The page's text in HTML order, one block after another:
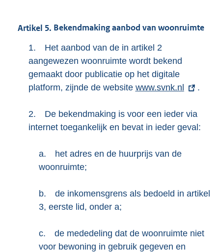
Artikel 5. Bekendmaking aanbod van woonruimte
1.
Het aanbod van de in artikel 2
aangewezen woonruimte wordt bekend
gemaakt door publicatie op het digitale
platform, zijnde de website E
t
e
n
i
:
www.svnk.nl .
2.
De bekendmaking is voor een ieder via
internet toegankelijk en bevat in ieder geval:
a.
het adres en de huurprijs van de
woonruimte;
b.
de inkomensgrens als bedoeld in artikel
3, eerste lid, onder a;
c.
de mededeling dat de woonruimte niet
voor bewoning in gebruik gegeven en